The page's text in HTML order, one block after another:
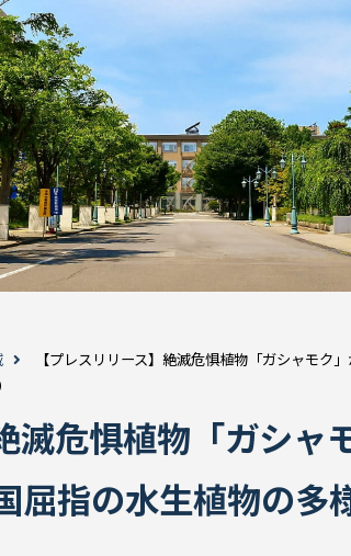
【プレスリリース】絶滅危惧植物「ガシャモク
滅危惧植物「ガシ
屈指の水生植物の多